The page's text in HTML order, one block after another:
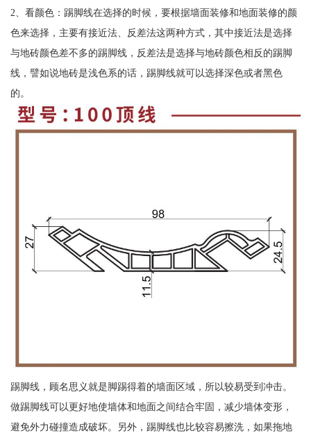
2、看颜色：踢脚线在选择的时候，要根据墙面装修和地面装修的颜
色来选择，主要有接近法、反差法这两种方式，其中接近法是选择
与地砖颜色差不多的踢脚线，反差法是选择与地砖颜色相反的踢脚
线，譬如说地砖是浅色系的话，踢脚线就可以选择深色或者黑色
的。
踢脚线，顾名思义就是脚踢得着的墙面区域，所以较易受到冲击。
做踢脚线可以更好地使墙体和地面之间结合牢固，减少墙体变形，
避免外力碰撞造成破坏。另外，踢脚线也比较容易擦洗，如果拖地